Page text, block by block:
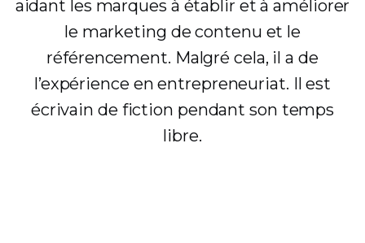
aidant les marques à établir et à améliorer
le marketing de contenu et le
référencement. Malgré cela, il a de
l’expérience en entrepreneuriat. Il est
écrivain de fiction pendant son temps
libre.